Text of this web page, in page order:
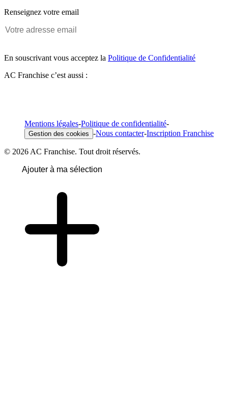
Renseignez votre email
En souscrivant vous acceptez la Politique de Confidentialité
AC Franchise c’est aussi :
Mentions légales-Politique de confidentialité-
Gestion des cookies -Nous contacter-Inscription Franchise
© 2026 AC Franchise. Tout droit réservés.
Ajouter à ma sélection